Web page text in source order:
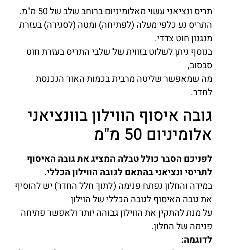
תריס ונציאני עשוי מאלומיניום ברוחב שלב של 50 מ"מ.
התריס נע כלפי מעלה (לפתיחה) ומטה (לסגירה) בעזרת
מנגנון חוט צדדי.
בנוסף ניתן לשלוט בזווית של שלבי התריס בעזרת חוט
סבסוב,
מה שמאפשר שליטה מרבית בכמות האור הנכנסת
לחדר.
גובה איסוף הווילון בוונציאני
אלומיניום 50 מ"מ
לפניכם הסבר כולל טבלה המציג את גובה האיסוף
לתריסי ונציאני בהתאם לגובה הווילון הכללי.
במידה והחלון נפתח פנימה (לתוך חלל החדר) יש להוסיף
את גובה האיסוף לגובה הכללי של הוילון
על מנת להתקין את הווילון גבוהה יותר ולאפשר פתיחה
פנימה של החלון.
לדוגמה: